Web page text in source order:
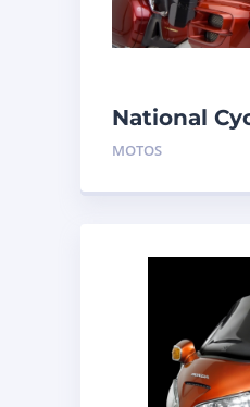
National
brise
MOTOS